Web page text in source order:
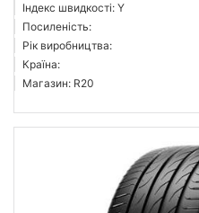
Індекс швидкості: Y
Посиленість:
Рік виробництва:
Країна:
Магазин: R20